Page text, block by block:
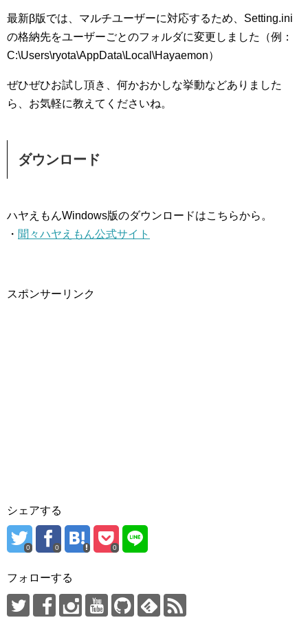
最新β版では、マルチユーザーに対応するため、Setting.ini
の格納先をユーザーごとのフォルダに変更しました（例：
C:\Users\ryota\AppData\Local\Hayaemon）
ぜひぜひお試し頂き、何かおかしな挙動などありました
ら、お気軽に教えてくださいね。
ダウンロード
ハヤえもんWindows版のダウンロードはこちらから。
・ 聞々ハヤえもん公式サイト
スポンサーリンク
シェアする
0 0 0
フォローする